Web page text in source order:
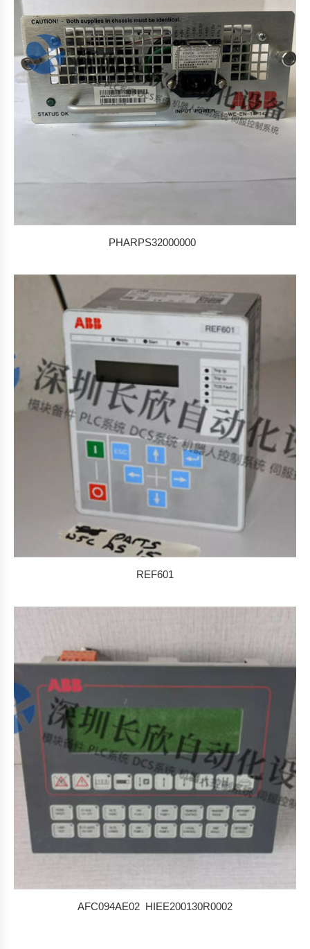
PHARPS32000000
REF601
AFC094AE02 HIEE200130R0002